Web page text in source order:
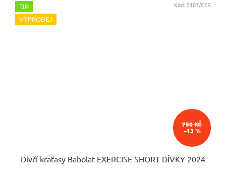
TIP
VÝPRODEJ
750 KČ
–13 %
Dívčí kraťasy Babolat EXERCISE SHORT DÍVKY 2024
Kód: 5187/CER